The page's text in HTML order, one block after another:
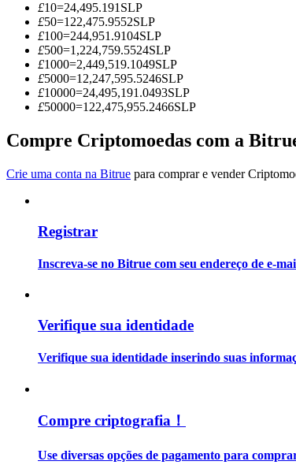
Torne-se um Trader de Cópias
Informação
Análise de big data, incluindo informações
£10=24,495.191 SLP
£50=122,475.9552SLP
£100=244,951.9104SLP
£500=1,224,759.5524SLP
£1000=2,449,519.1049SLP
£5000=12,247,595.5246SLP
£10000=24,495,191.0493SLP
£50000=122,475,955.2466SLP
Compre Criptomoedas com a
Crie uma conta na Bitrue para comprar e vender
Registrar
Inscreva-se no Bitrue com seu endereço de e-
Verifique sua identidade
Verifique sua identidade inserindo suas
Compre criptografia！
Use diversas opções de pagamento para